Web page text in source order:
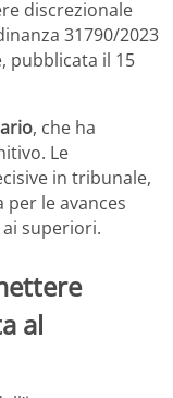
discrezionale
31790/2023
pubblicata il 15
, che ha
Le
in tribunale,
le avances
superiori.
al